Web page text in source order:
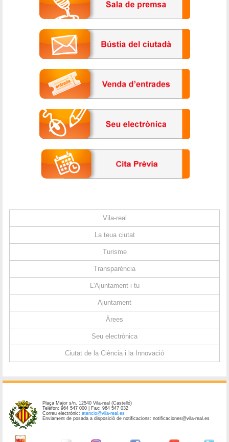
Vila-real
La teua ciutat
Turisme
Transparència
L'Ajuntament i tu
Ajuntament
Àrees
Seu electrònica
Ciutat de la Ciència i la Innovació
Plaça Major s/n. 12540 Vila-real (Castelló)
Telèfon: 964 547 000 | Fax: 964 547 032
Correu electrònic:atencio@vila-real.es
Enviament de posada a disposició de notificacions: notificaciones@vila-real.es